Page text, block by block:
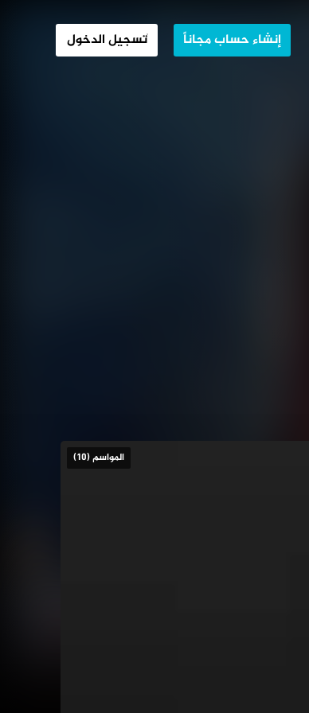
إنشاء حساب مجاناً تسجيل الدخول
المواسم (10)
التطهير